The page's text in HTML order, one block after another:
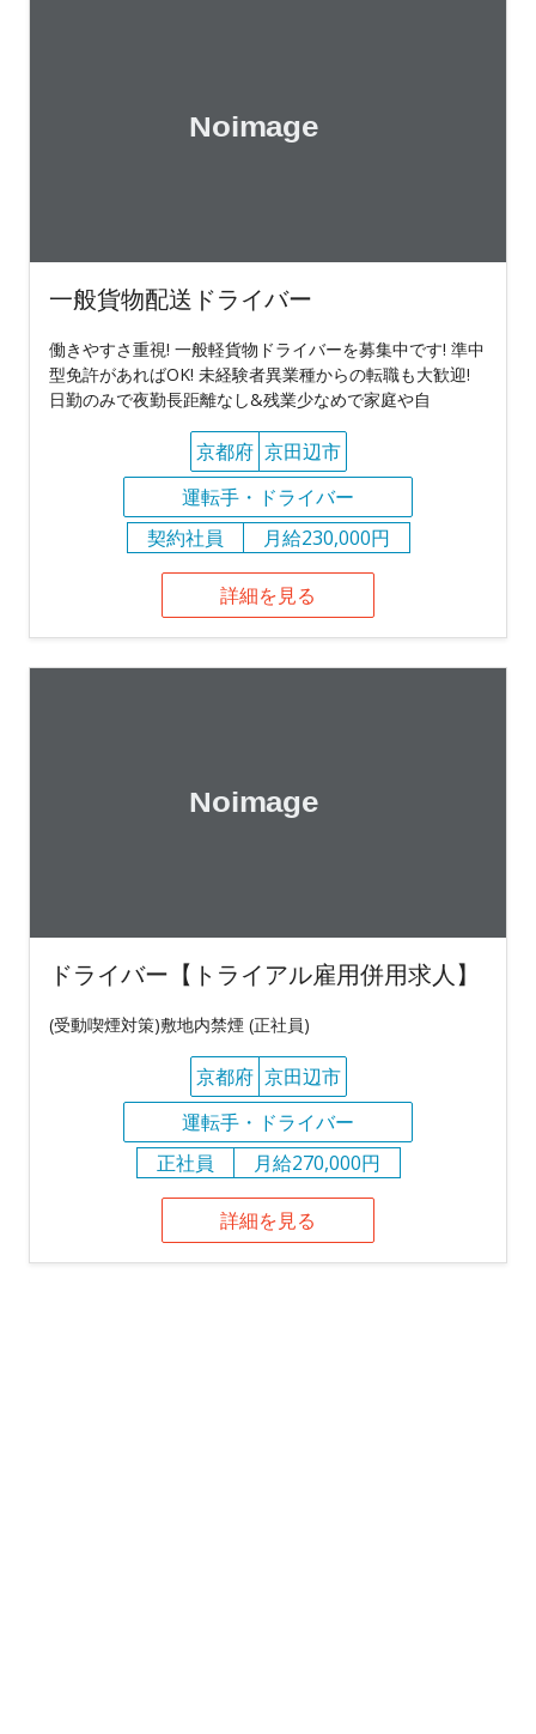
一般貨物配送ドライバー
働きやすさ重視! 一般軽貨物ドライバーを募集中です! 準中
型免許があればOK! 未経験者異業種からの転職も大歓迎!
日勤のみで夜勤長距離なし&残業少なめで家庭や自
京都府 京田辺市
運転手・ドライバー
契約社員
月給230,000円
詳細を見る
ドライバー【トライアル雇用併用求人】
(受動喫煙対策)敷地内禁煙 (正社員)
京都府 京田辺市
運転手・ドライバー
正社員
月給270,000円
詳細を見る